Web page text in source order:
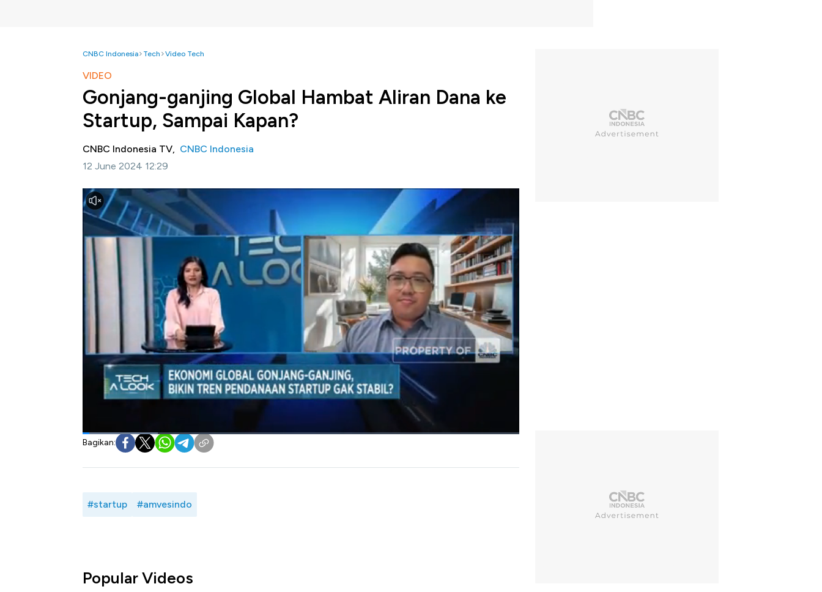
CNBC Indonesia Tech Video Tech
VIDEO
Gonjang-ganjing Global Hambat Aliran Dana ke
Startup, Sampai Kapan?
CNBC Indonesia TV, CNBC Indonesia
12 June 2024 12:29
Jakarta, CNBC Indonesia-
Otoritas Jasa Keuangan (OJK) mengungkapkan tren penurunan
pembiayaan modal ventura yang konsisten terjadi sejak awal tahun 2024. Pada Maret 2024 tercatat
nilai pembiayaan modal ventura sebesar Rp16,79 triliun, atau turun 10,18% (yoy).
Wakil Ketua IV Asosiasi Modal Ventura dan Startup Indonesia (Amvesindo), Rama Mamuaya
mengkonfirmasi adanya penurunan pembiayaan startup yang cukup signifikan pada 2024, dimana
kondisi ini tidak lepas dari kondisi tingginya tingkat suku bunga dan pelemahan nilai tukar.
Namun demikian, adanya tekanan dari venture capital untuk segera menempatkan pendanaan
diharapkan bisa mendorong penyaluran pembiayaan ke startup. Hanya saja saat ini, modal ventura
lebih focus untuk investasi ke startup yang berpotensi memberikan potensi profitable dalam Waktu
yang lebih cepat.
Seperti apa tren pelemahan pendanaan startup? Selengkapnya simak dialog Anneke Wijaya dengan
Wakil Ketua IV Asosiasi Modal Ventura dan Startup Indonesia (Amvesindo), Rama Mamuaya dalam
Profit, CNBC Indonesia (Rabu, 12/06/2024)
Bagikan:
#startup #amvesindo
Popular Videos